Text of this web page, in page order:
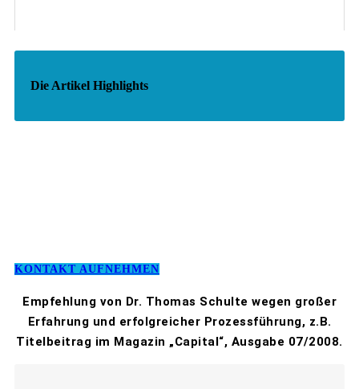
Die Artikel Highlights
KONTAKT AUFNEHMEN
Empfehlung von Dr. Thomas Schulte wegen großer
Erfahrung und erfolgreicher Prozessführung, z.B.
Titelbeitrag im Magazin „Capital“, Ausgabe 07/2008.